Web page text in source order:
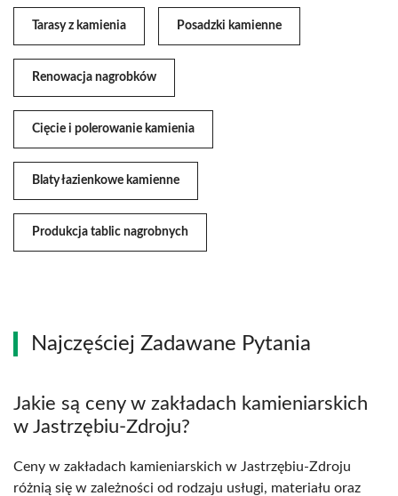
Tarasy z kamienia Posadzki kamienne
Renowacja nagrobków
Cięcie i polerowanie kamienia
Blaty łazienkowe kamienne
Produkcja tablic nagrobnych
Najczęściej Zadawane Pytania
Jakie są ceny w zakładach kamieniarskich
w Jastrzębiu-Zdroju?
Ceny w zakładach kamieniarskich w Jastrzębiu-Zdroju
różnią się w zależności od rodzaju usługi, materiału oraz